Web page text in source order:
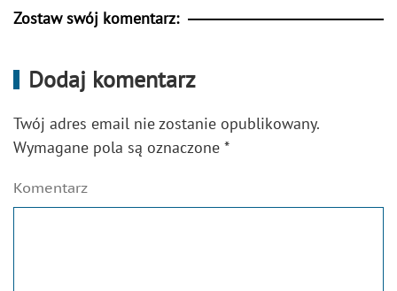
Zostaw swój komentarz:
Dodaj komentarz
Twój adres email nie zostanie opublikowany.
Wymagane pola są oznaczone *
Komentarz